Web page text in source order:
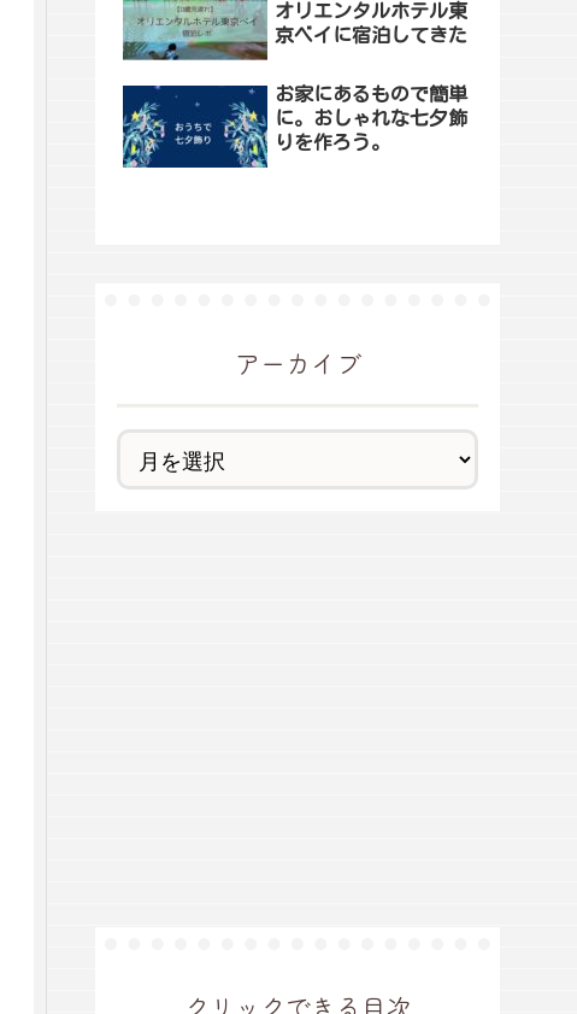
オリエンタルホテル東
京ベイに宿泊してきた
お家にあるもので簡単
に。おしゃれな七夕飾
りを作ろう。
アーカイブ
クリックできる目次